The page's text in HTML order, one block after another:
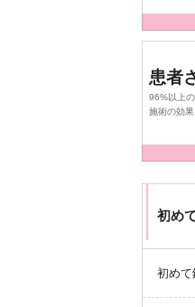
患者
96%以上
施術の効
初め
初めて